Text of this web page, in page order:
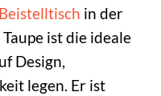
Beistelltisch in der
ist die ideale
Design,
legen. Er ist